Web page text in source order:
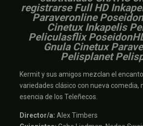
registrarse Full HD
Paraveronline
Cinetux Inkapelis
Peliculasflix
Gnula Cinetux
Pelisplanet
Kermit y sus amigos mezclan el
variedades clásico con nueva comedia,
esencia de los Teleñecos.
Director/a: Alex Timbers